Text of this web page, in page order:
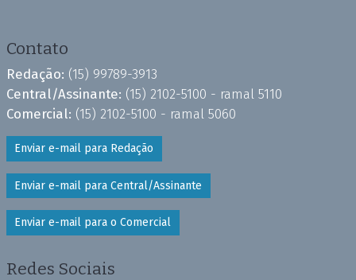
Contato
Redação: (15) 99789-3913
Central/Assinante: (15) 2102-5100 - ramal 5110
Comercial: (15) 2102-5100 - ramal 5060
Enviar e-mail para Redação
Enviar e-mail para Central/Assinante
Enviar e-mail para o Comercial
Redes Sociais